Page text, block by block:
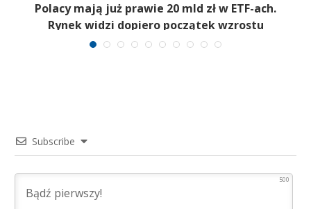
Polacy mają już prawie 20 mld zł w ETF-ach.
Rynek widzi dopiero początek wzrostu
Subscribe
500